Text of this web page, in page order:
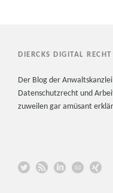
DIERCKS DIGITAL RECHT
Der Blog der
Datenschutzrecht und
zuweilen gar amüsant